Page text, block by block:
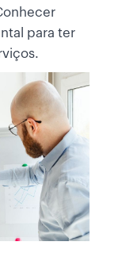
para ter